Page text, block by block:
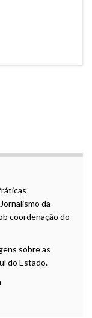
da
coordenação do
sobre as
do Estado.